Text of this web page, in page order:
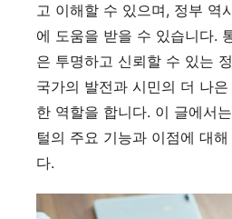
고 이해할 수 있으며, 정부 역
에 도움을 받을 수 있습니다.
은 투명하고 신뢰할 수 있는
국가의 발전과 시민의 더 나
한 역할을 합니다. 이 글에서
털의 주요 기능과 이점에 대
다.